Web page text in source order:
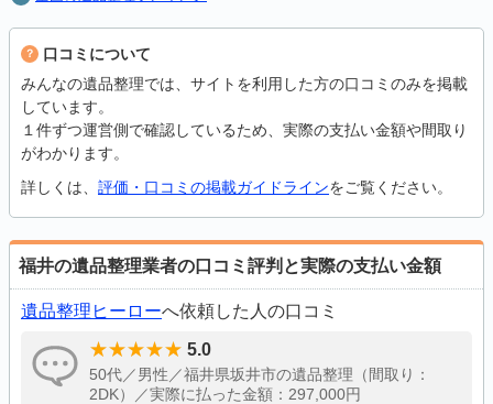
口コミについて
みんなの遺品整理では、サイトを利用した方の口コミのみを掲載
しています。
１件ずつ運営側で確認しているため、実際の支払い金額や間取り
がわかります。
詳しくは、 評価・口コミの掲載ガイドラインをご覧ください。
福井の遺品整理業者の口コミ評判と実際の支払い金額
遺品整理ヒーローへ依頼した人の口コミ
5.0
50代／男性／福井県坂井市の遺品整理（間取り：
2DK）／実際に払った金額：297,000円